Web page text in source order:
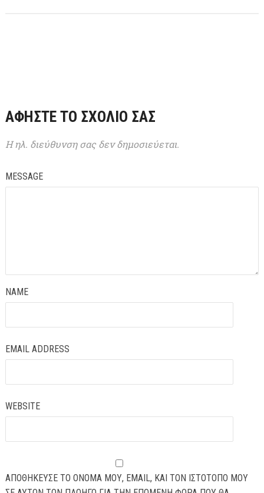
ΑΦΉΣΤΕ ΤΟ ΣΧΌΛΙΌ ΣΑΣ
Η ηλ. διεύθυνση σας δεν δημοσιεύεται.
MESSAGE
NAME
EMAIL ADDRESS
WEBSITE
ΑΠΟΘΉΚΕΥΣΕ ΤΟ ΌΝΟΜΆ ΜΟΥ, EMAIL, ΚΑΙ ΤΟΝ ΙΣΤΌΤΟΠΟ ΜΟΥ